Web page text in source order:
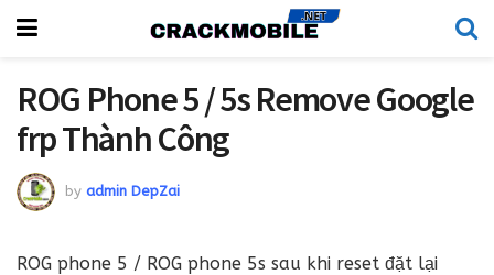
ROG Phone 5 / 5s Remove Google
frp Thành Công
by admin DepZai
ROG phone 5 / ROG phone 5s sau khi reset đặt lại